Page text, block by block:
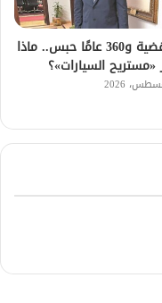
120 قضية و360 عامًا حبس.. ماذا
«مستريح السيارات»؟